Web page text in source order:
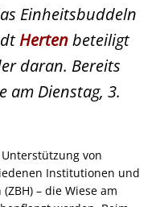
Einheitsbuddeln
Hertenbeteiligt
daran. Bereits
am Dienstag, 3.
von
Institutionen und
– die Wiese am